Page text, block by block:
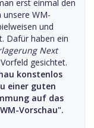
erst einmal den
unsere WM-
und
Dafür haben ein
Next
gesichtet.
konstenlos
einer guten
auf das
Vorschau".